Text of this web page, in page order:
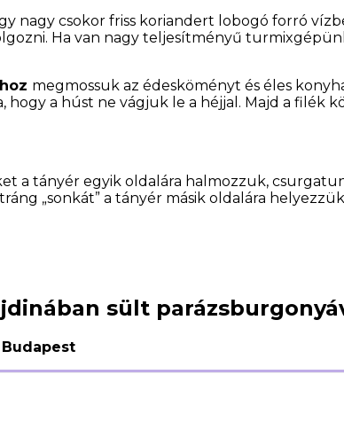
nagy csokor friss koriandert lobogó forró
Ha van nagy teljesítményű
megmossuk az édesköményt és éles
hogy a húst ne vágjuk le a héjjal. Majd a filék
a tányér egyik oldalára halmozzuk,
„sonkát” a tányér másik oldalára
sült
Budapest